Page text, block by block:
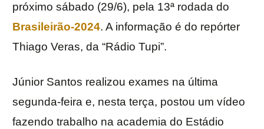
próximo sábado (29/6), pela 13ª rodada do
Brasileirão-2024. A informação é do repórter
Thiago Veras, da “Rádio Tupi”.
Júnior Santos realizou exames na última
segunda-feira e, nesta terça, postou um vídeo
fazendo trabalho na academia do Estádio